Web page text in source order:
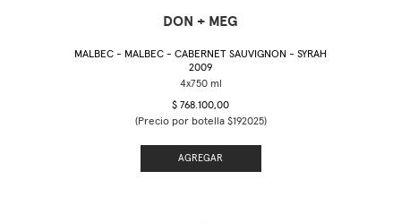
DON + MEG
MALBEC - MALBEC - CABERNET SAUVIGNON - SYRAH
2009
$ 768.100,00
(Precio por botella $192025)
AGREGAR